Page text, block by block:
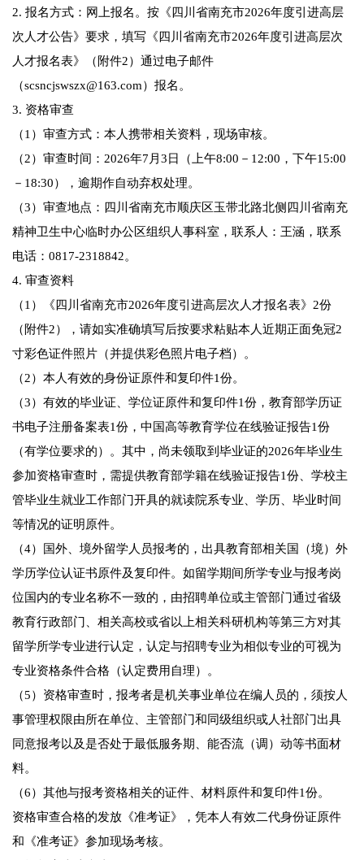
2. 报名方式：网上报名。按《四川省南充市2026年度引进高层
次人才公告》要求，填写《四川省南充市2026年度引进高层次
人才报名表》（附件2）通过电子邮件
（scsncjswszx@163.com）报名。
3. 资格审查
（1）审查方式：本人携带相关资料，现场审核。
（2）审查时间：2026年7月3日（上午8:00－12:00，下午15:00
－18:30），逾期作自动弃权处理。
（3）审查地点：四川省南充市顺庆区玉带北路北侧四川省南充
精神卫生中心临时办公区组织人事科室，联系人：王涵，联系
电话：0817-2318842。
4. 审查资料
（1）《四川省南充市2026年度引进高层次人才报名表》2份
（附件2），请如实准确填写后按要求粘贴本人近期正面免冠2
寸彩色证件照片（并提供彩色照片电子档）。
（2）本人有效的身份证原件和复印件1份。
（3）有效的毕业证、学位证原件和复印件1份，教育部学历证
书电子注册备案表1份，中国高等教育学位在线验证报告1份
（有学位要求的）。其中，尚未领取到毕业证的2026年毕业生
参加资格审查时，需提供教育部学籍在线验证报告1份、学校主
管毕业生就业工作部门开具的就读院系专业、学历、毕业时间
等情况的证明原件。
（4）国外、境外留学人员报考的，出具教育部相关国（境）外
学历学位认证书原件及复印件。如留学期间所学专业与报考岗
位国内的专业名称不一致的，由招聘单位或主管部门通过省级
教育行政部门、相关高校或省以上相关科研机构等第三方对其
留学所学专业进行认定，认定与招聘专业为相似专业的可视为
专业资格条件合格（认定费用自理）。
（5）资格审查时，报考者是机关事业单位在编人员的，须按人
事管理权限由所在单位、主管部门和同级组织或人社部门出具
同意报考以及是否处于最低服务期、能否流（调）动等书面材
料。
（6）其他与报考资格相关的证件、材料原件和复印件1份。
资格审查合格的发放《准考证》，凭本人有效二代身份证原件
和《准考证》参加现场考核。